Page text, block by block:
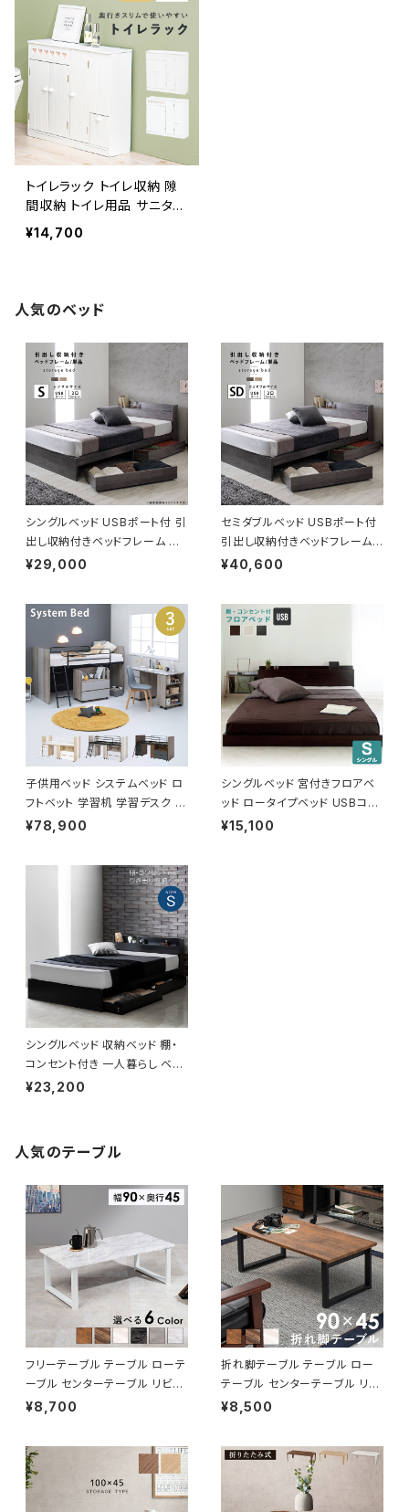
トイレラック トイレ収納 隙
間収納 トイレ用品 サニタリ
ー収納 トイレットペーパー
収納 幅60 奥行16 完成品
¥14,700
人気のベッド
シングルベッド USBポート付 引
出し収納付きベッドフレーム 収
納ベッド ベッド bed 2色展開
¥29,000
セミダブルベッド USBポート付
引出し収納付きベッドフレーム
収納ベッド ベッド bed 2色展開
¥40,600
子供用ベッド システムベッド ロ
フトベット 学習机 学習デスク 省
スペース 3色展開 新生活 模様
¥78,900
シングルベッド 宮付きフロアベ
ッド ロータイプベッド USBコン
セント付き
¥15,100
シングルベッド 収納ベッド 棚・
コンセント付き 一人暮らし ベッ
ド bed 8色展開 新生活 模様替
¥23,200
人気のテーブル
フリーテーブル テーブル ローテ
ーブル センターテーブル リビン
グテーブル 幅90 6色展開
¥8,700
折れ脚テーブル テーブル ロー
テーブル センターテーブル リビ
ングテーブル 幅90 3色展開
¥8,500